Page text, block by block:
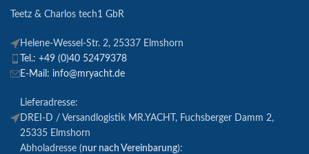
Teetz & Charlos tech1 GbR
Helene-Wessel-Str. 2, 25337 Elmshorn
Tel.: +49 (0)40 52479378
E-Mail: info@mryacht.de
Lieferadresse:
DREI-D / Versandlogistik MR.YACHT, Fuchsberger Damm 2,
25335 Elmshorn
Abholadresse (nur nach Vereinbarung):